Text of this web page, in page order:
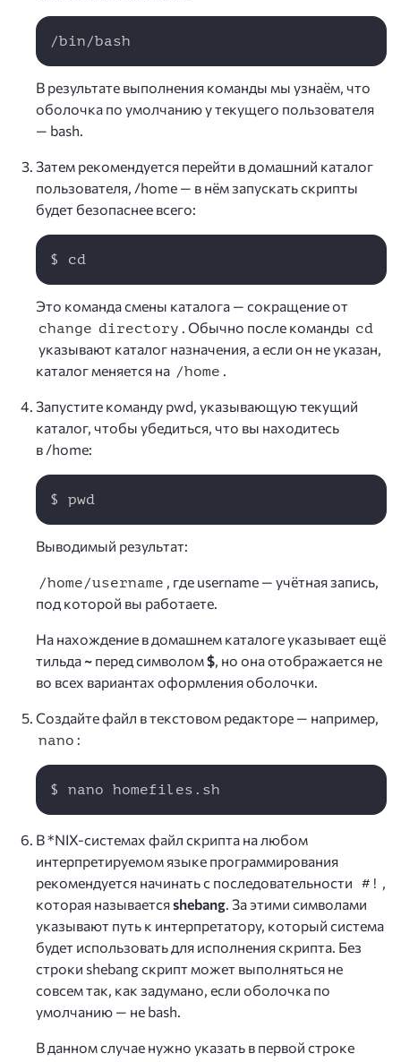
/bin/bash
В результате выполнения команды мы узнаём, что
оболочка по умолчанию у текущего пользователя
— bash.
Затем рекомендуется перейти в домашний каталог
пользователя, /home — в нём запускать скрипты
будет безопаснее всего:
$ cd
Это команда смены каталога — сокращение от
change directory . Обычно после команды cd
указывают каталог назначения, а если он не указан,
каталог меняется на /home
Запустите команду pwd, указывающую текущий
каталог, чтобы убедиться, что вы находитесь
в /home:
$ pwd
Выводимый результат:
/home/username
, где username — учётная запись,
под которой вы работаете.
На нахождение в домашнем каталоге указывает ещё
тильда ~ перед символом$ , но она отображается не
во всех вариантах оформления оболочки.
Создайте файл в текстовом редакторе — например,
nano:
$ nano homefiles.sh
В *NIX-системах файл скрипта на любом
интерпретируемом языке программирования
рекомендуется начинать с последовательности
#!
которая называетсяshebang . За этими символами
указывают путь к интерпретатору, который система
будет использовать для исполнения скрипта. Без
строки shebang скрипт может выполняться не
совсем так, как задумано, если оболочка по
умолчанию — не bash.
В данном случае нужно указать в первой строке